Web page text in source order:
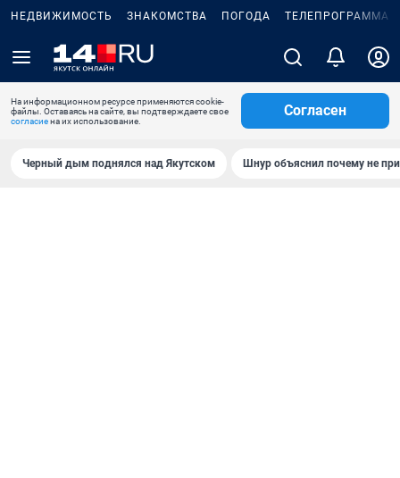
НЕДВИЖИМОСТЬ ЗНАКОМСТВА ПОГОДА ТЕЛЕПРОГРАММА
На информационном ресурсе применяются cookie-
файлы. Оставаясь на сайте, вы подтверждаете свое
согласиена их использование.
Согласен
Черный дым поднялся над Якутском Шнур объяснил почему не